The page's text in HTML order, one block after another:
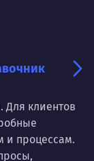
клиентов
и процессам.